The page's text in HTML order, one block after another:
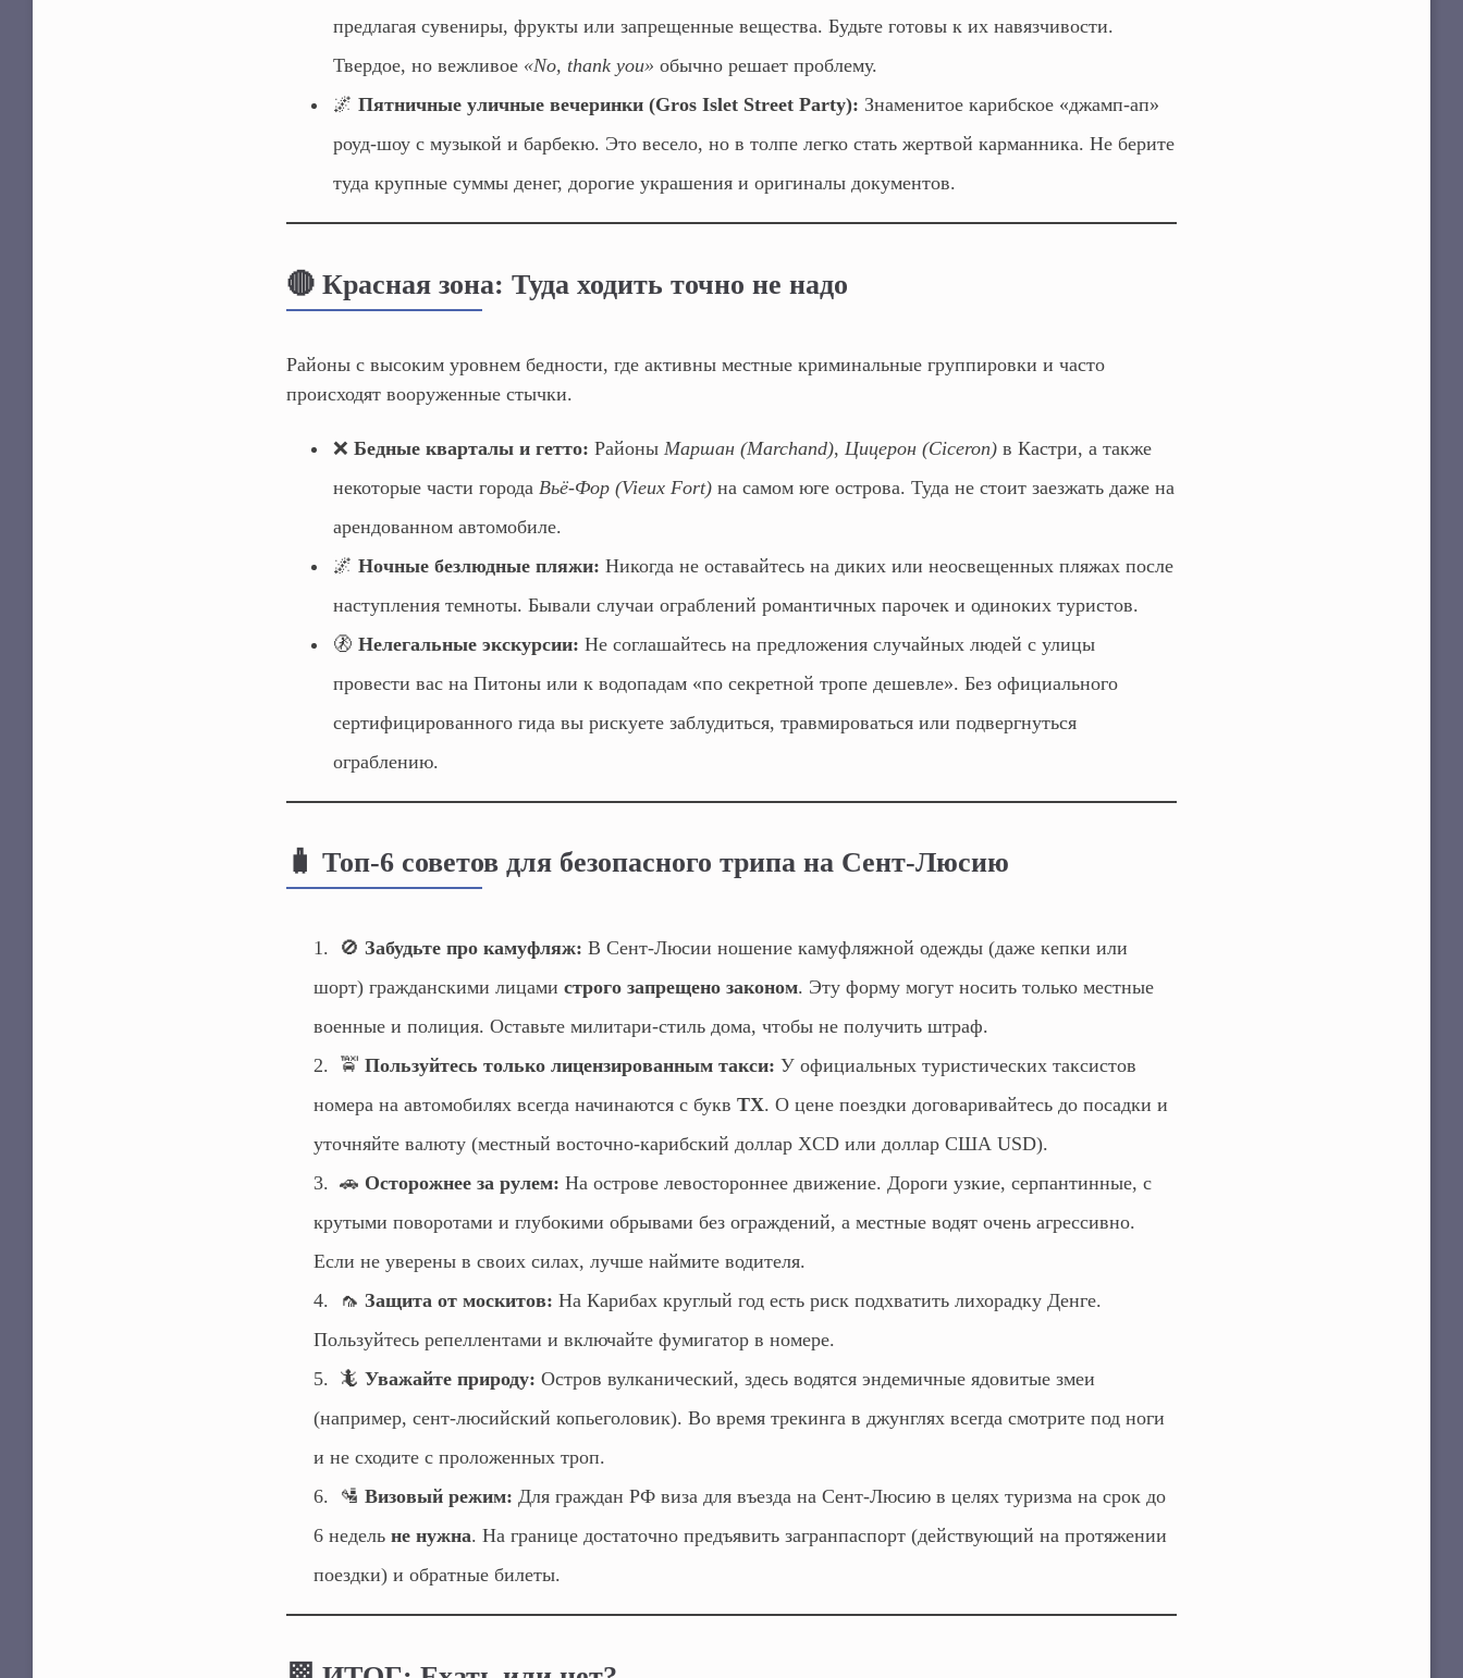
предлагая сувениры, фрукты или запрещенные вещества. Будьте готовы к их навязчивости.
Твердое, но вежливое «No, thank you» обычно решает проблему.
🌌 Пятничные уличные вечеринки (Gros Islet Street Party): Знаменитое карибское «джамп-ап»
роуд-шоу с музыкой и барбекю. Это весело, но в толпе легко стать жертвой карманника. Не берите
туда крупные суммы денег, дорогие украшения и оригиналы документов.
🔴 Красная зона: Туда ходить точно не надо
Районы с высоким уровнем бедности, где активны местные криминальные группировки и часто
происходят вооруженные стычки.
❌ Бедные кварталы и гетто: Районы Маршан (Marchand), Цицерон (Ciceron)в Кастри, а также
некоторые части города Вьё-Фор (Vieux Fort)на самом юге острова. Туда не стоит заезжать даже на
арендованном автомобиле.
🌌 Ночные безлюдные пляжи: Никогда не оставайтесь на диких или неосвещенных пляжах после
наступления темноты. Бывали случаи ограблений романтичных парочек и одиноких туристов.
🚷 Нелегальные экскурсии: Не соглашайтесь на предложения случайных людей с улицы
провести вас на Питоны или к водопадам «по секретной тропе дешевле». Без официального
сертифицированного гида вы рискуете заблудиться, травмироваться или подвергнуться
ограблению.
🧳 Топ-6 советов для безопасного трипа на Сент-Люсию
🚫 Забудьте про камуфляж: В Сент-Люсии ношение камуфляжной одежды (даже кепки или
шорт) гражданскими лицами строго запрещено законом. Эту форму могут носить только местные
военные и полиция. Оставьте милитари-стиль дома, чтобы не получить штраф.
🚖 Пользуйтесь только лицензированным такси: У официальных туристических таксистов
номера на автомобилях всегда начинаются с букв TX. О цене поездки договаривайтесь до посадки и
уточняйте валюту (местный восточно-карибский доллар XCD или доллар США USD).
🚗 Осторожнее за рулем: На острове левостороннее движение. Дороги узкие, серпантинные, с
крутыми поворотами и глубокими обрывами без ограждений, а местные водят очень агрессивно.
Если не уверены в своих силах, лучше наймите водителя.
🦟 Защита от москитов: На Карибах круглый год есть риск подхватить лихорадку Денге.
Пользуйтесь репеллентами и включайте фумигатор в номере.
🦎 Уважайте природу: Остров вулканический, здесь водятся эндемичные ядовитые змеи
(например, сент-люсийский копьеголовик). Во время трекинга в джунглях всегда смотрите под ноги
и не сходите с проложенных троп.
🛂 Визовый режим: Для граждан РФ виза для въезда на Сент-Люсию в целях туризма на срок до
6 недель не нужна. На границе достаточно предъявить загранпаспорт (действующий на протяжении
поездки) и обратные билеты.